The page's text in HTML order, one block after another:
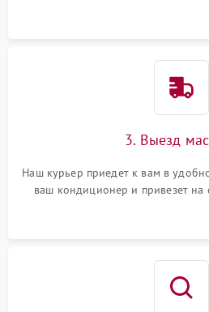
3. Выезд
Наш курьер приедет к вам в
ваш кондиционер и привезет на